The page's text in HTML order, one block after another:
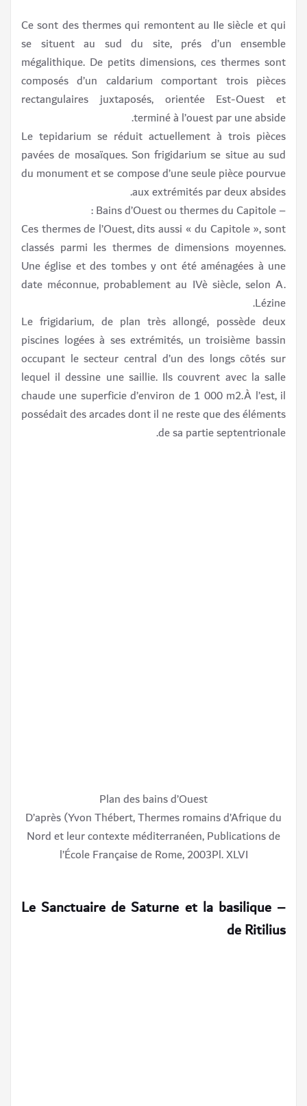
Ce sont des thermes qui remontent au IIe siècle et qui
se situent au sud du site, prés d’un ensemble
mégalithique. De petits dimensions, ces thermes sont
composés d’un caldarium comportant trois pièces
rectangulaires juxtaposés, orientée Est-Ouest et
terminé à l’ouest par une abside.
Le tepidarium se réduit actuellement à trois pièces
pavées de mosaïques. Son frigidarium se situe au sud
du monument et se compose d’une seule pièce pourvue
aux extrémités par deux absides.
– Bains d’Ouest ou thermes du Capitole :
Ces thermes de l’Ouest, dits aussi « du Capitole », sont
classés parmi les thermes de dimensions moyennes.
Une église et des tombes y ont été aménagées à une
date méconnue, probablement au IVè siècle, selon A.
Lézine.
Le frigidarium, de plan très allongé, possède deux
piscines logées à ses extrémités, un troisième bassin
occupant le secteur central d’un des longs côtés sur
lequel il dessine une saillie. Ils couvrent avec la salle
chaude une superficie d’environ de 1 000 m2.À l’est, il
possédait des arcades dont il ne reste que des éléments
de sa partie septentrionale.
Plan des bains d’Ouest
D’après (Yvon Thébert, Thermes romains d’Afrique du
Nord et leur contexte méditerranéen, Publications de
l’École Française de Rome, 2003Pl. XLVI
– Le Sanctuaire de Saturne et la basilique
de Ritilius